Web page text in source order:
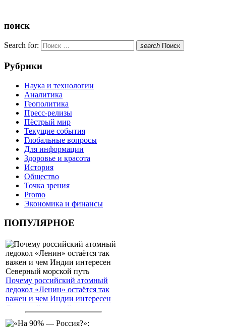
поиск
Search for: search Поиск
Рубрики
Наука и технологии
Аналитика
Геополитика
Пресс-релизы
Пёстрый мир
Текущие события
Глобальные вопросы
Для информации
Здоровье и красота
История
Общество
Точка зрения
Promo
Экономика и финансы
ПОПУЛЯРНОЕ
Почему российский атомный
ледокол «Ленин» остаётся так
важен и чем Индии интересен
Северный морской путь